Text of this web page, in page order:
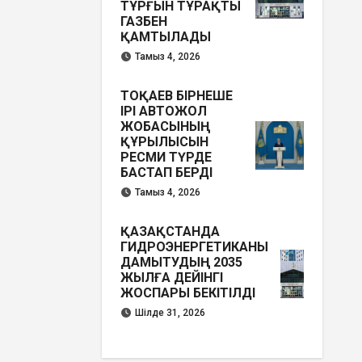
ТҰРҒЫН ТҰРАҚТЫ
ГАЗБЕН
ҚАМТЫЛАДЫ
Тамыз 4, 2026
ТОҚАЕВ БІРНЕШЕ
ІРІ АВТОЖОЛ
ЖОБАСЫНЫҢ
ҚҰРЫЛЫСЫН
РЕСМИ ТҮРДЕ
БАСТАП БЕРДІ
Тамыз 4, 2026
ҚАЗАҚСТАНДА
ГИДРОЭНЕРГЕТИКАНЫ
ДАМЫТУДЫҢ 2035
ЖЫЛҒА ДЕЙІНГІ
ЖОСПАРЫ БЕКІТІЛДІ
Шілде 31, 2026